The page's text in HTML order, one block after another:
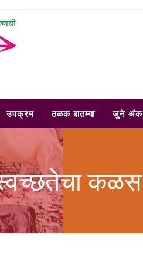
उपक्रम ठळक बातम्या जुने अंक
कळस